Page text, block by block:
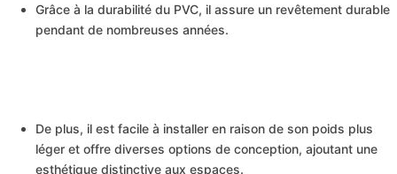
Grâce à la durabilité du PVC, il assure un revêtement durable
pendant de nombreuses années.
De plus, il est facile à installer en raison de son poids plus
léger et offre diverses options de conception, ajoutant une
esthétique distinctive aux espaces.